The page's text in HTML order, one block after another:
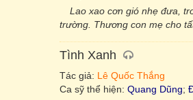
Lao xao cơn gió nhẹ đưa,
trường. Thương con mẹ cho
Tình Xanh
Tác giả: Lê Quốc Thắng
Ca sỹ thể hiện: Quang Dũng;